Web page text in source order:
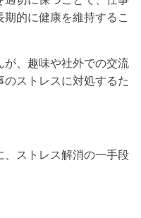
的に健康を維持するこ
、趣味や社外での交流
ストレスに対処するた
ストレス解消の一手段